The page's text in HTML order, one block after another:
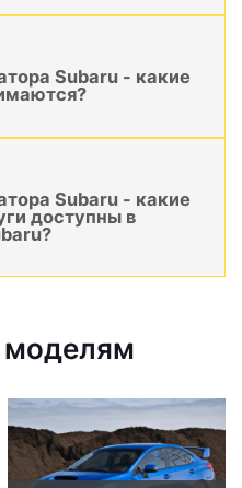
Subaru - какие
Subaru - какие
доступны в
моделям